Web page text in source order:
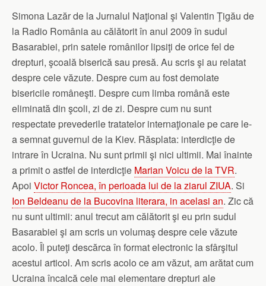
Simona Lazăr de la Jurnalul Naţional şi Valentin Ţigău de
la Radio România au călătorit în anul 2009 în sudul
Basarabiei, prin satele românilor lipsiţi de orice fel de
drepturi, şcoală biserică sau presă. Au scris şi au relatat
despre cele văzute. Despre cum au fost demolate
bisericile româneşti. Despre cum limba română este
eliminată din şcoli, zi de zi. Despre cum nu sunt
respectate prevederile tratatelor internaţionale pe care le-
a semnat guvernul de la Kiev. Răsplata: interdicţie de
intrare în Ucraina. Nu sunt primii şi nici ultimii. Mai înainte
a primit o astfel de interdicţie Marian Voicu de la TVR.
Apoi Victor Roncea, în perioada lui de la ziarul ZIUA. Si
Ion Beldeanu de la Bucovina literara, in acelasi an. Zic că
nu sunt ultimii: anul trecut am călătorit şi eu prin sudul
Basarabiei şi am scris un volumaş despre cele văzute
acolo. Îl puteţi descărca în format electronic la sfârşitul
acestui articol. Am scris acolo ce am văzut, am arătat cum
Ucraina încalcă cele mai elementare drepturi ale